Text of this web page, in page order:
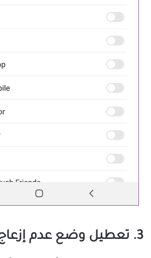
3. تعطيل وضع عدم إزعاج